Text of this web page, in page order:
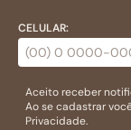
CELULAR:
Aceito receber
Ao se cadastrar
Privacidade.